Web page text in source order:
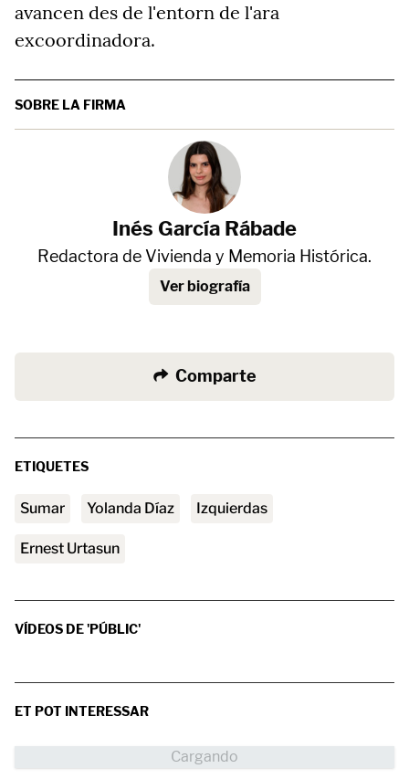
avancen des de l'entorn de l'ara
excoordinadora.
SOBRE LA FIRMA
Inés García Rábade
Redactora de Vivienda y Memoria Histórica.
Ver biografía
Comparte
ETIQUETES
Sumar Yolanda Díaz Izquierdas
Ernest Urtasun
VÍDEOS DE 'PÚBLIC'
ET POT INTERESSAR